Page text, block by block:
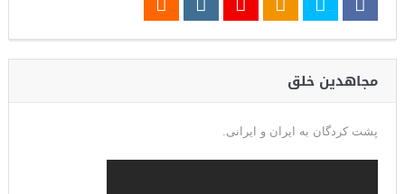
مجاهدین خلق
پشت کردگان به ایران و ایرانی.